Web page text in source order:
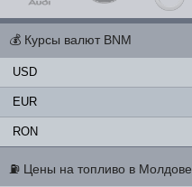
💰 Курсы валют BNM
USD
EUR
RON
⛽ Цены на топливо в Молдове